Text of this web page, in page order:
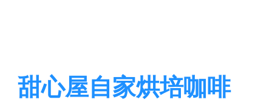
甜心屋自家烘培咖啡